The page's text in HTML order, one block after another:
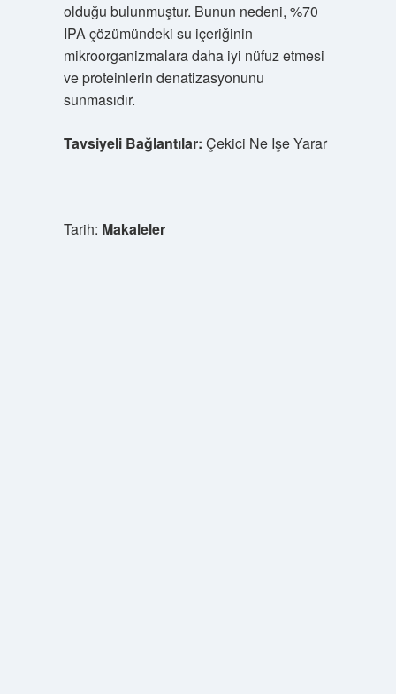
olduğu bulunmuştur. Bunun nedeni, %70
IPA çözümündeki su içeriğinin
mikroorganizmalara daha iyi nüfuz etmesi
ve proteinlerin denatizasyonunu
sunmasıdır.
Tavsiyeli Bağlantılar: Çekici Ne Işe Yarar
Tarih: Makaleler